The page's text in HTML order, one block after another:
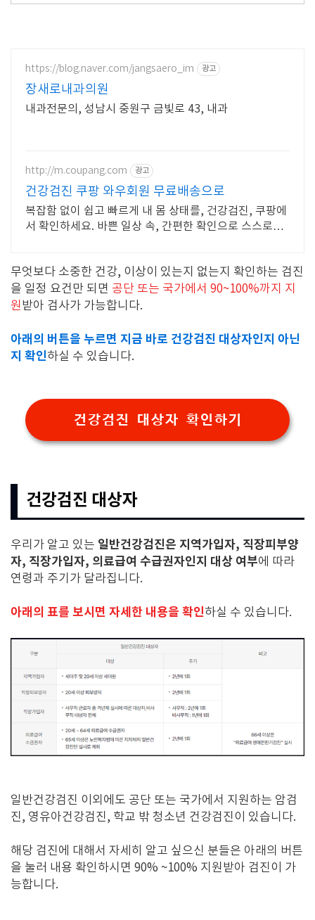
https://blog.naver.com/jangsaero_im 광고
장새로내과의원
내과전문의, 성남시 중원구 금빛로 43, 내과
http://m.coupang.com 광고
건강검진 쿠팡 와우회원 무료배송으로
복잡함 없이 쉽고 빠르게 내 몸 상태를, 건강검진, 쿠팡에
서 확인하세요. 바쁜 일상 속, 간편한 확인으로 스스로를
무엇보다 소중한 건강, 이상이 있는지 없는지 확인하는 검진
을 일정 요건만 되면 공단 또는 국가에서 90~100%까지 지
원받아 검사가 가능합니다.
아래의 버튼을 누르면 지금 바로 건강검진 대상자인지 아닌
지 확인하실 수 있습니다.
건강검진 대상자 확인하기
건강검진 대상자
우리가 알고 있는 일반건강검진은 지역가입자, 직장피부양
자, 직장가입자, 의료급여 수급권자인지 대상 여부에 따라
연령과 주기가 달라집니다.
아래의 표를 보시면 자세한 내용을 확인하실 수 있습니다.
일반건강검진 이외에도 공단 또는 국가에서 지원하는 암검
진, 영유아건강검진, 학교 밖 청소년 건강검진이 있습니다.
해당 검진에 대해서 자세히 알고 싶으신 분들은 아래의 버튼
을 눌러 내용 확인하시면 90% ~100% 지원받아 검진이 가
능합니다.